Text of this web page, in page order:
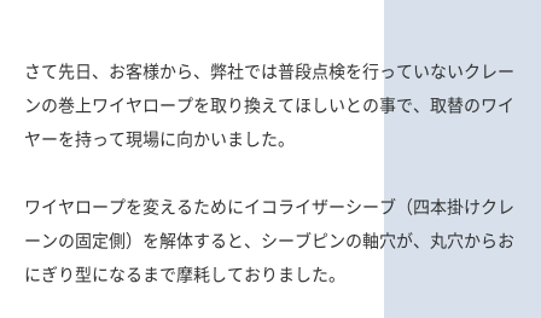
さて先日、お客様から、弊社では普段点検を行っていないクレー
ンの巻上ワイヤロープを取り換えてほしいとの事で、取替のワイ
ヤーを持って現場に向かいました。
ワイヤロープを変えるためにイコライザーシーブ（四本掛けクレ
ーンの固定側）を解体すると、シーブピンの軸穴が、丸穴からお
にぎり型になるまで摩耗しておりました。